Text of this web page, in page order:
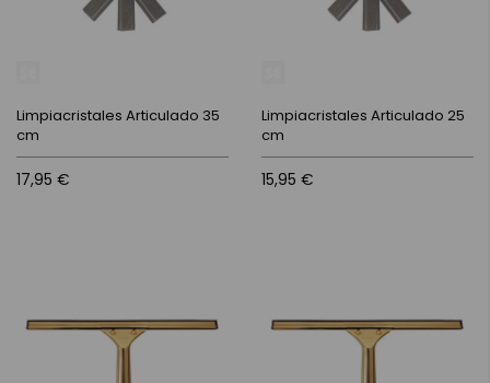
Limpiacristales Articulado 35
cm
17,95 €
Limpiacristales Articulado 25
cm
15,95 €